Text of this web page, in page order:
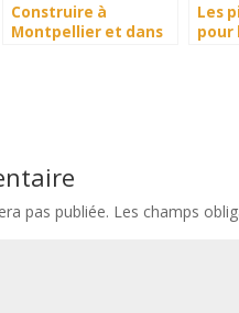
Construire à
Montpellier et dans
Les
pour
pas publiée. Les champs